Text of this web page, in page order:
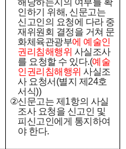
해당하는지의 여부를 확
인하기 위해, 신문고는
신고인의 요청에 다라 중
재위원회 결정을 거쳐 문
화체육관광부에 예술인
권리침해행위 사실조사
를 요청할 수 있다.(예술
인권리침해행위사실조
사 요청서 (별지 제 24호
서식))
②신문고는 제 1항의 사실
조사 요청을 신고인 및
피신고인에게 통지하여
야 한다.